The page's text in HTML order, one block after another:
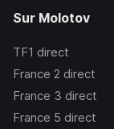
Sur Molotov
TF1 direct
France 2 direct
France 3 direct
France 5 direct